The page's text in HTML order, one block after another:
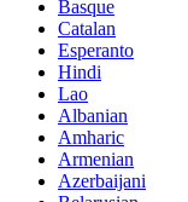
Basque
Catalan
Esperanto
Hindi
Lao
Albanian
Amharic
Armenian
Azerbaijani